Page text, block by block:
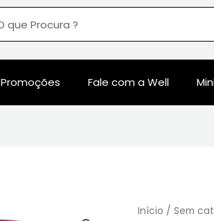
Promoções Fale com a Well
Início / Sem